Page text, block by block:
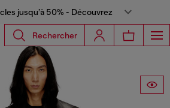
jusqu’à 50% - Découvrez
Rechercher